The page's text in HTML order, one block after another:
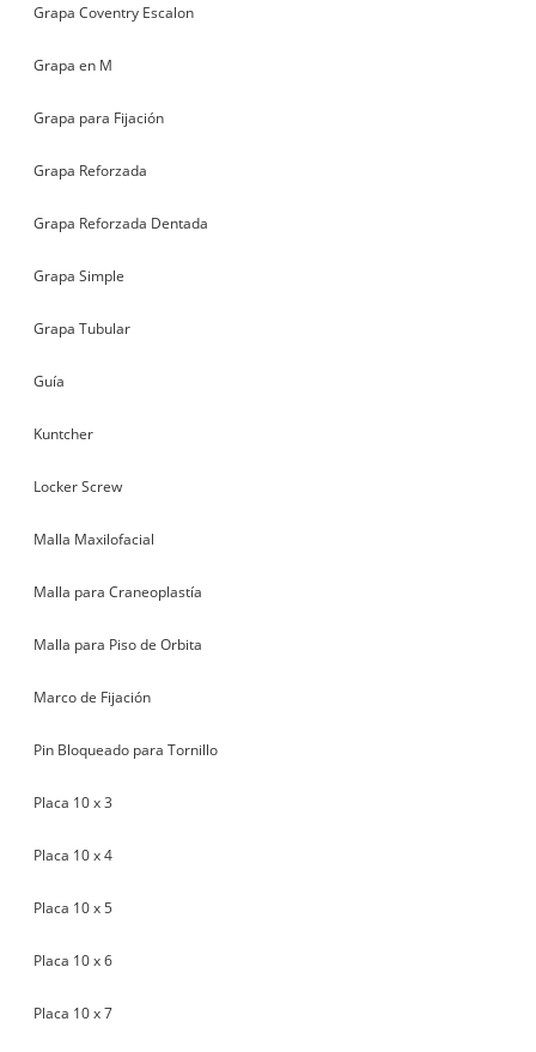
Grapa Coventry Escalon
Grapa en M
Grapa para Fijación
Grapa Reforzada
Grapa Reforzada Dentada
Grapa Simple
Grapa Tubular
Guía
Kuntcher
Locker Screw
Malla Maxilofacial
Malla para Craneoplastía
Malla para Piso de Orbita
Marco de Fijación
Pin Bloqueado para Tornillo
Placa 10 x 3
Placa 10 x 4
Placa 10 x 5
Placa 10 x 6
Placa 10 x 7